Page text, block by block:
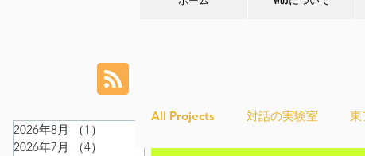
2026年8月 （1）
2026年7月
（4）
4件の記事
All Projects 対話の実験室 東